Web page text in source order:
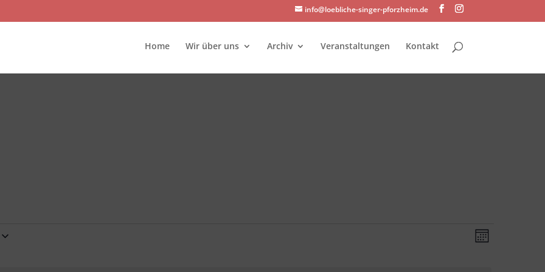
info@loebliche-singer-pforzheim.de
Home Wir über uns Archiv Veranstaltungen Kontakt
Monat